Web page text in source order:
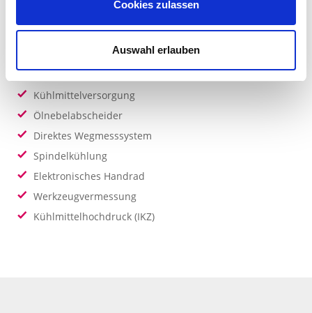
Cookies zulassen
Auswahl erlauben
Ausstattung
Späneförderer
Kühlmittelversorgung
Ölnebelabscheider
Direktes Wegmesssystem
Spindelkühlung
Elektronisches Handrad
Werkzeugvermessung
Kühlmittelhochdruck (IKZ)